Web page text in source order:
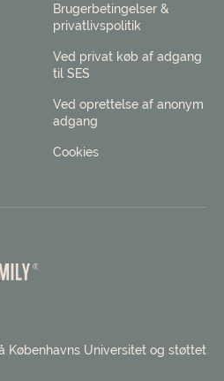
Brugerbetingelser &
privatlivspolitik
Ved privat køb af adgang
til SES
Ved oprettelse af anonym
adgang
Cookies
Københavns Universitet og støttet